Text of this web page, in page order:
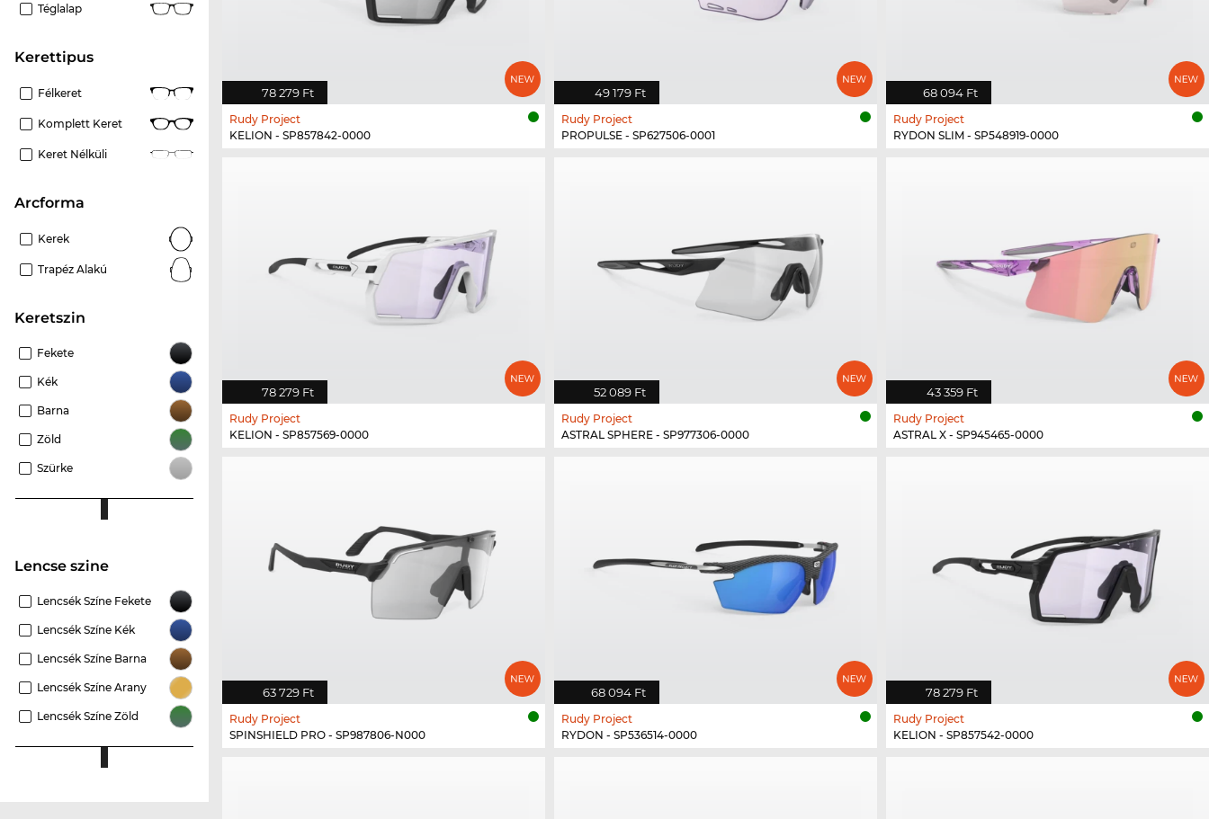
Téglalap
kerettipus
Félkeret
Komplett Keret
Keret Nélküli
Arcforma
Kerek
Trapéz Alakú
keretszin
Fekete
Kék
Barna
Zöld
Szürke
Lencse szine
Lencsék Színe Fekete
Lencsék Színe Kék
Lencsék Színe Barna
Lencsék Színe Arany
Lencsék Színe Zöld
78 279 Ft
Rudy Project
KELION - SP857842-0000
49 179 Ft
Rudy Project
PROPULSE - SP627506-0001
68 094 Ft
Rudy Project
RYDON SLIM - SP548919-0000
78 279 Ft
Rudy Project
KELION - SP857569-0000
52 089 Ft
Rudy Project
ASTRAL SPHERE - SP977306-0000
43 359 Ft
Rudy Project
ASTRAL X - SP945465-0000
63 729 Ft
Rudy Project
SPINSHIELD PRO - SP987806-N000
68 094 Ft
Rudy Project
RYDON - SP536514-0000
78 279 Ft
Rudy Project
KELION - SP857542-0000